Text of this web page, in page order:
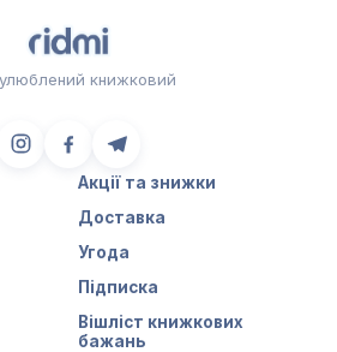
улюблений книжковий
Акції та знижки
Доставка
Угода
Підписка
Вішліст книжкових
бажань